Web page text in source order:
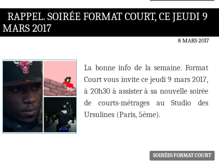
RAPPEL. SOIRÉE FORMAT COURT, CE JEUDI 9
MARS 2017
8 MARS 2017
La bonne info de la semaine. Format
Court vous invite ce jeudi 9 mars 2017,
à 20h30 à assister à sa nouvelle soirée
de courts-métrages au Studio des
Ursulines (Paris, 5ème).
SOIRÉES FORMAT COURT